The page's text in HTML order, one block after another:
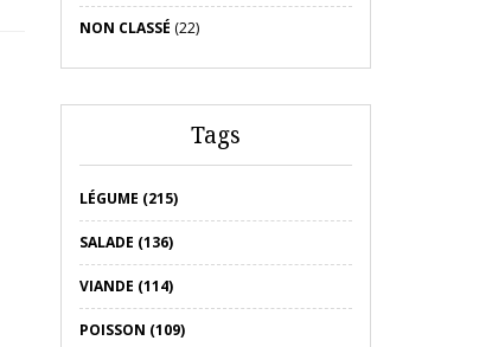
NON CLASSÉ (22)
Tags
LÉGUME (215)
SALADE (136)
VIANDE (114)
POISSON (109)